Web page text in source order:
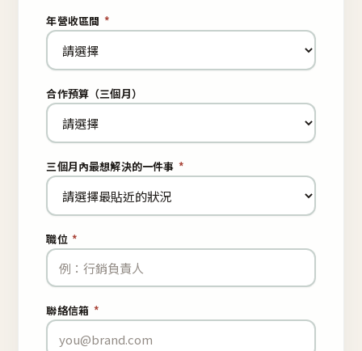
年營收區間 *
合作預算（三個月）
三個月內最想解決的一件事 *
職位 *
聯絡信箱 *